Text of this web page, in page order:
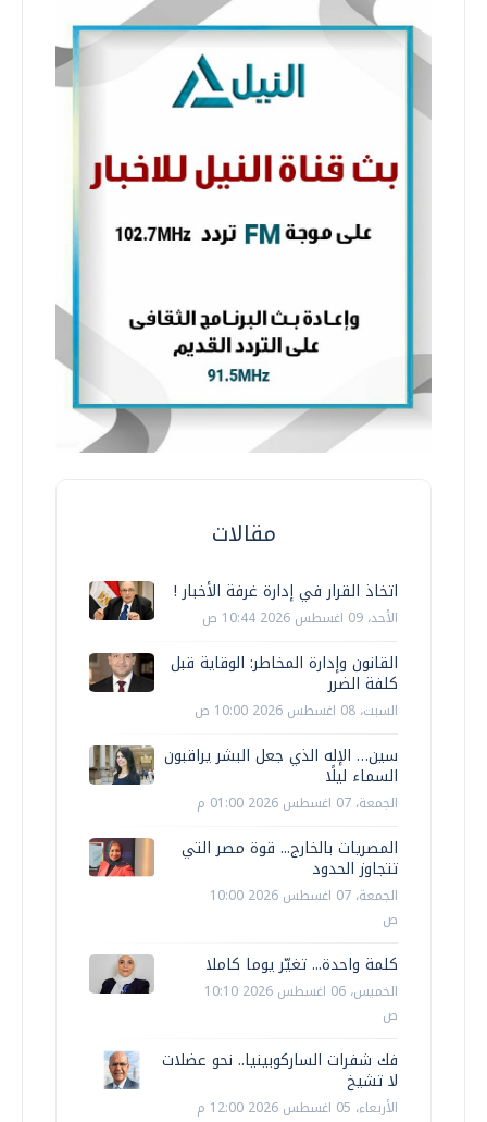
مقالات
اتخاذ القرار في إدارة غرفة الأخبار !
الأحد، 09 اغسطس 2026 10:44 ص
القانون وإدارة المخاطر: الوقاية قبل
كلفة الضرر
السبت، 08 اغسطس 2026 10:00 ص
سين… الإله الذي جعل البشر يراقبون
السماء ليلًا
الجمعة، 07 اغسطس 2026 01:00 م
المصريات بالخارج... قوة مصر التي
تتجاوز الحدود
الجمعة، 07 اغسطس 2026 10:00
ص
كلمة واحدة... تغيّر يوما كاملا
الخميس، 06 اغسطس 2026 10:10
ص
فك شفرات الساركوبينيا.. نحو عضلات
لا تشيخ
الأربعاء، 05 اغسطس 2026 12:00 م